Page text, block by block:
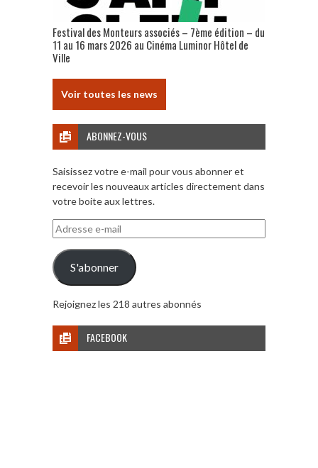
Festival des Monteurs associés – 7ème édition – du
11 au 16 mars 2026 au Cinéma Luminor Hôtel de
Ville
Voir toutes les news
ABONNEZ-VOUS
Saisissez votre e-mail pour vous abonner et
recevoir les nouveaux articles directement dans
votre boite aux lettres.
Adresse
e-
mail
S'abonner
Rejoignez les 218 autres abonnés
FACEBOOK